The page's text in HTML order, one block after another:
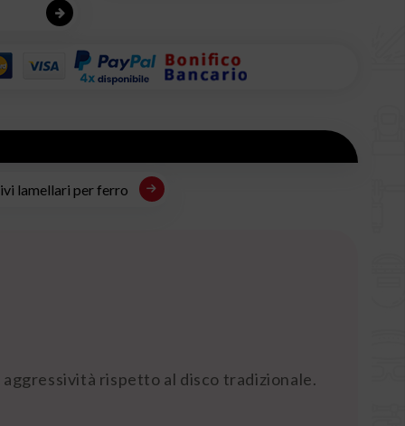
lamellari per ferro
rispetto al disco tradizionale.